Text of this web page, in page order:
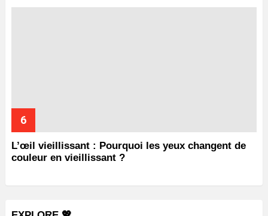
L’œil vieillissant : Pourquoi les yeux changent de
couleur en vieillissant ?